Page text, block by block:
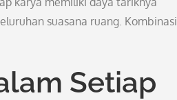
suasana ruang. Kombinasi
Setiap